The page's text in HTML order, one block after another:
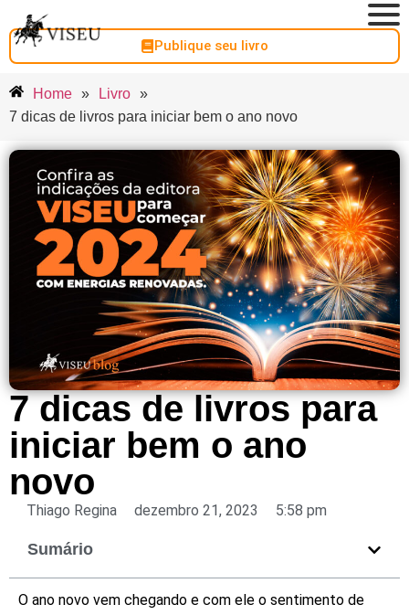
Publique seu livro
Home » Livro »
7 dicas de livros para iniciar bem o ano novo
7 dicas de livros para
iniciar bem o ano
novo
Thiago Regina dezembro 21, 2023 5:58 pm
Sumário
O ano novo vem chegando e com ele o sentimento de